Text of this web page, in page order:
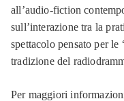
all’audio-fiction
sull’interazione tra la
spettacolo pensato per
tradizione del
Per maggiori